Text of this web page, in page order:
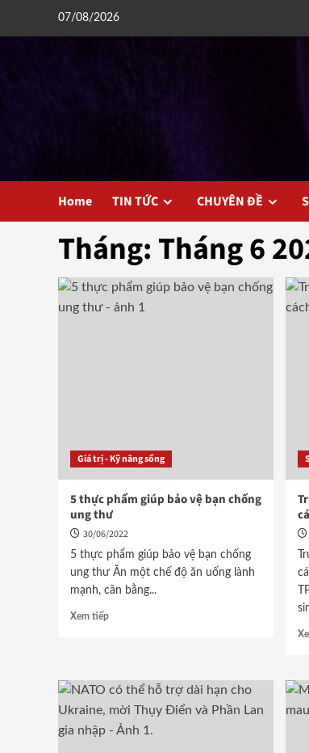
07/08/2026
Home TIN TỨC CHUYÊN ĐỀ
Tháng: Tháng 6
Giá trị - Kỹ năng sống
5 thực phẩm giúp bảo vệ bạn chống
ung thư
30/06/2022
5 thực phẩm giúp bảo vệ bạn chống
ung thư Ăn một chế độ ăn uống lành
mạnh, cân bằng...
Xem tiếp